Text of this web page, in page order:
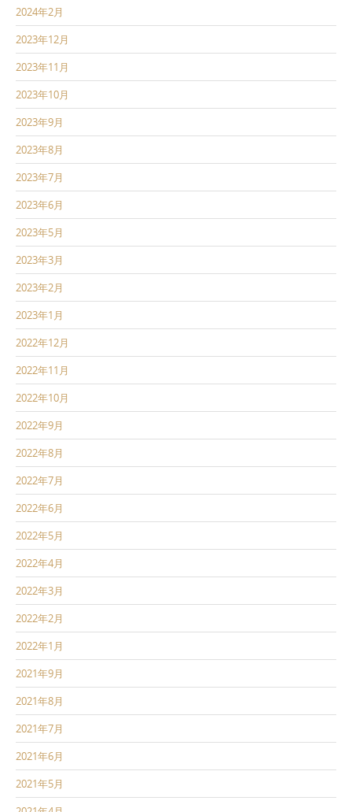
2024年2月
2023年12月
2023年11月
2023年10月
2023年9月
2023年8月
2023年7月
2023年6月
2023年5月
2023年3月
2023年2月
2023年1月
2022年12月
2022年11月
2022年10月
2022年9月
2022年8月
2022年7月
2022年6月
2022年5月
2022年4月
2022年3月
2022年2月
2022年1月
2021年9月
2021年8月
2021年7月
2021年6月
2021年5月